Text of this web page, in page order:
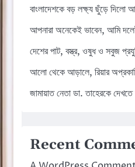
বাংলাদেশকে বড় লক্ষ্য ছুঁড়ে দিলো
আপনারা অনেকেই ভাবেন, আমি
দেশের পাট, বস্ত্র, ওষুধ ও সবুজ
আলো থেকে আড়ালে, রিয়ার
জামায়াত নেতা ডা. তাহেরকে
Recent